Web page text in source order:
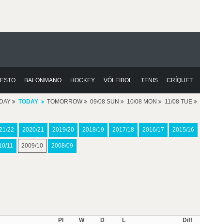
BALONMANO HOCKEY VÓLEIBOL TENIS CRÍQUET
TODAY TOMORROW 09/08 SUN 10/08 MON 11/08 TUE
22 2020/21 2019/20 2018/19 2017/18 2016/17 2015/16
11 2009/10 2008/09
Pl W D L Diff